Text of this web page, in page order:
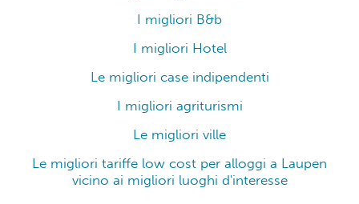
I migliori B&b
I migliori Hotel
Le migliori case indipendenti
I migliori agriturismi
Le migliori ville
Le migliori tariffe low cost per alloggi a Laupen
vicino ai migliori luoghi d'interesse